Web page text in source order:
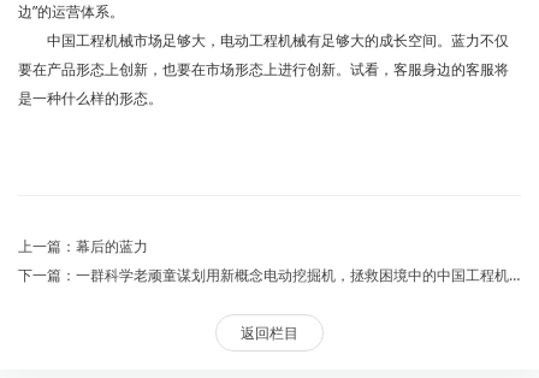
边”的运营体系。
中国工程机械市场足够大，电动工程机械有足够大的成长空间。蓝力不仅
要在产品形态上创新，也要在市场形态上进行创新。试看，客服身边的客服将
是一种什么样的形态。
上一篇：幕后的蓝力
下一篇：一群科学老顽童谋划用新概念电动挖掘机，拯救困境中的中国工程机械
返回栏目